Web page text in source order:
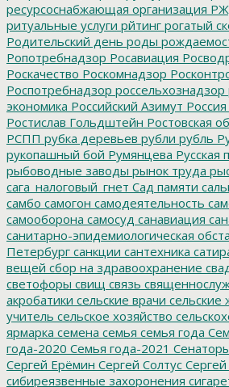
ресурсоснабжающая организация
ритуальные услуги рйтинг рогатый
Родительский день роды
Ропотребнадзор Росавиация
Роскачество Роскомнадзор
Роспотребнадзор россельхознадзор
экономика Российский Азимут Россия
Ростислав Гольдштейн Ростовская
РСПП рубка деревьев рубли рубль
рукопашный бой Румянцева Русская
рыбоводные заводы рынок труда
сага_налоговый_гнет Сад памяти
самбо самогон самодеятельность
самооборона самосуд санавиация
санитарно-эпидемиологическая
Петербург санкции сантехника
вещей сбор на здравоохранение
светофоры свищ связь
акробатики сельские врачи сельские
учитель сельское хозяйство
ярмарка семена семья семья года
года-2020 Семья года-2021
Сергей Ерёмин Сергей Солтус
сибиреязвенные захоронения